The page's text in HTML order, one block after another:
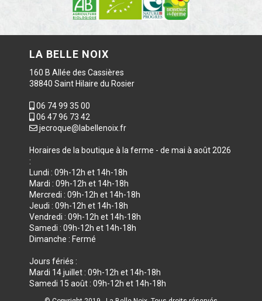
LA BELLE NOIX
160 B Allée des Cassières
38840 Saint Hilaire du Rosier
06 74 99 35 00
06 47 96 73 42
jecroque@labellenoix.fr
Horaires de la boutique à la ferme - de mai à août 2026
:
Lundi : 09h-12h et 14h-18h
Mardi : 09h-12h et 14h-18h
Mercredi : 09h-12h et 14h-18h
Jeudi : 09h-12h et 14h-18h
Vendredi : 09h-12h et 14h-18h
Samedi : 09h-12h et 14h-18h
Dimanche : Fermé
Jours fériés :
Mardi 14 juillet : 09h-12h et 14h-18h
Samedi 15 août : 09h-12h et 14h-18h